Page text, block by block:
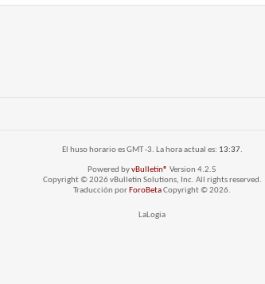
El huso horario es GMT -3. La hora actual es: 13:37.
Powered byvBulletin® Version 4.2.5
Copyright © 2026 vBulletin Solutions, Inc. All rights reserved.
Traducción por ForoBetaCopyright © 2026.
LaLogia